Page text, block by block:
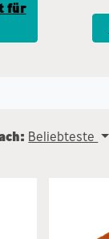
für
Beliebteste